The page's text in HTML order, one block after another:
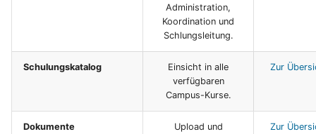
Administration,
Koordination und
Schlungsleitung.
Schulungskatalog
Einsicht in alle
verfügbaren
Campus-Kurse.
Zur
Dokumente
Upload und
Zur